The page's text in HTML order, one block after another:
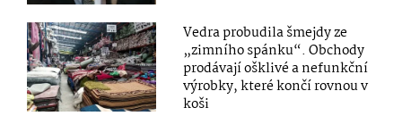
Vedra probudila šmejdy ze
„zimního spánku“. Obchody
prodávají ošklivé a nefunkční
výrobky, které končí rovnou v
koši